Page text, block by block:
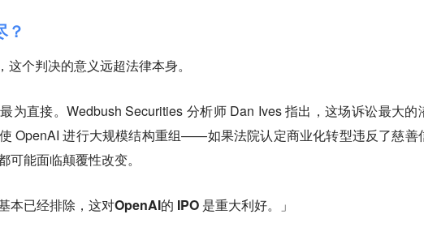
？
个判决的意义远超法律本身。
为直接。Wedbush Securities 分析师 Dan Ives 指出，这场诉讼最大的
OpenAI 进行大规模结构重组——如果法院认定商业化转型违反了慈善
可能面临颠覆性改变。
本已经排除，这对OpenAI的 IPO 是重大利好。」